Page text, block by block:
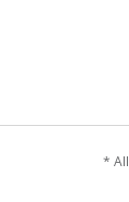
*